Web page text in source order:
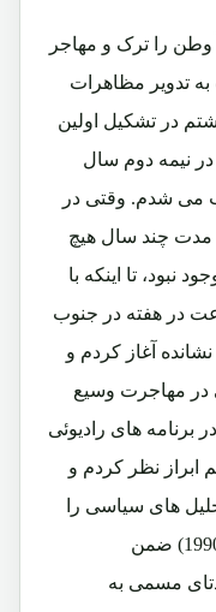
وطن را ترک و مهاجر
تدویر مظاهرات
در تشکیل اولین
در نیمه دوم سال
می شدم. وقتی در
تا مدت چند سال هیچ
نبود، تا اینکه با
در هفته در جنوب
آغاز کردم و
در مهاجرت وسیع
برنامه های رادیوئی
ابراز نظر کردم و
های سیاسی را
پیش بردم و از همان وقت (سالهای 1990) ضمن
مسمی به